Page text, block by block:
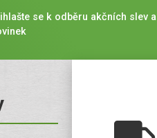
se k odběru akčních slev a